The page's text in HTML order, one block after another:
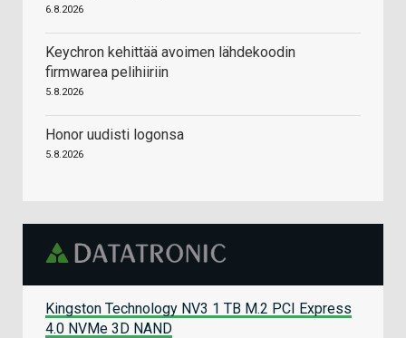
6.8.2026
Keychron kehittää avoimen lähdekoodin
firmwarea pelihiiriin
5.8.2026
Honor uudisti logonsa
5.8.2026
Kingston Technology NV3 1 TB M.2 PCI Express
4.0 NVMe 3D NAND